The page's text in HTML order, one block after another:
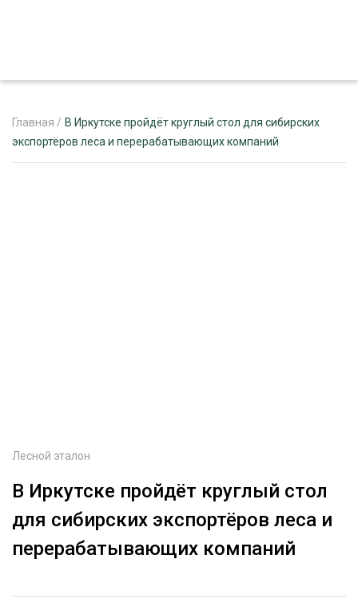
ЛОГИСТИКА
ПРОИЗВОДСТВО ДРЕВЕСНЫХ ПЛИТ
ЦБП
КОМПЛЕКСНАЯ ПЕРЕРАБОТКА
ТЕМАТИЧЕСКИЕ ПРОЕКТЫ
ПОДБОРКИ СТАТЕЙ
Главная / В Иркутске пройдёт круглый стол для сибирских
экспортёров леса и перерабатывающих компаний
Лесной эталон
В Иркутске пройдёт круглый стол
для сибирских экспортёров леса и
перерабатывающих компаний